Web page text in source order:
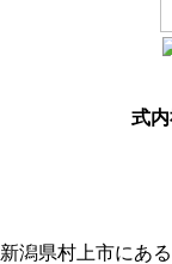
式
新潟県村上市にあ